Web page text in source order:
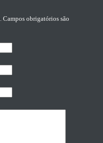
Campos obrigatórios são